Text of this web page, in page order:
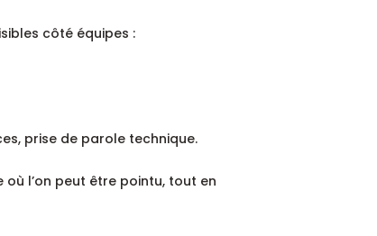
côté équipes :
prise de parole technique.
l’on peut être pointu, tout en